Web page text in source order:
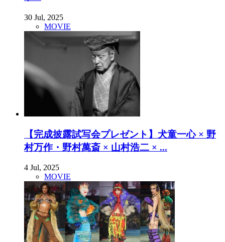
30 Jul, 2025
MOVIE
【完成披露試写会プレゼント】犬童一心 × 野
村万作・野村萬斎 × 山村浩二 × ...
4 Jul, 2025
MOVIE